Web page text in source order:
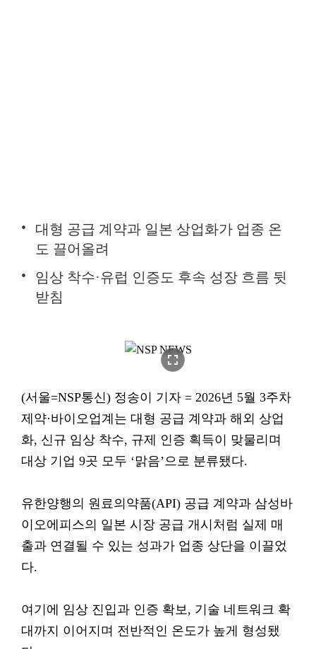
대형 공급 계약과 일본 상업화가 업종 온
도 끌어올려
임상 착수·유럽 인증도 후속 성장 흐름 뒷
받침
fullscreen
(서울=NSP통신) 정송이 기자 = 2026년 5월 3주차
제약·바이오업계는 대형 공급 계약과 해외 상업
화, 신규 임상 착수, 규제 인증 획득이 맞물리며
대상 기업 9곳 모두 ‘맑음’으로 분류됐다.
유한양행의 원료의약품(API) 공급 계약과 삼성바
이오에피스의 일본 시장 공급 개시처럼 실제 매
출과 연결될 수 있는 성과가 업종 상단을 이끌었
다.
여기에 임상 진입과 인증 확보, 기술 네트워크 확
대까지 이어지며 전반적인 온도가 높게 형성됐